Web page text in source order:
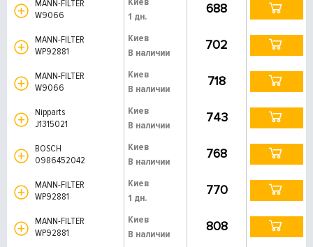
MANN-FILTER
W9066
1 дн.
688
MANN-FILTER
WP92881
Киев
В наличии
702
MANN-FILTER
W9066
Киев
В наличии
718
Nipparts
J1315021
Киев
В наличии
743
BOSCH
0986452042
Киев
В наличии
768
MANN-FILTER
WP92881
Киев
1 дн.
770
MANN-FILTER
WP92881
Киев
В наличии
808